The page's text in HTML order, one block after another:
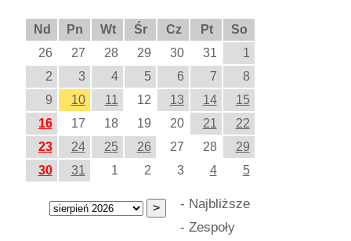
Nd Pn Wt Śr Cz Pt
So
26
27 28 29 30 31
1
2
3 4 5 6 7
8
9
10 11 12 13 14
15
16
17 18 19 20 21
22
23
24 25 26 27 28
29
30
31 1 2 3 4 5
- Najbliższe
- Zespoły